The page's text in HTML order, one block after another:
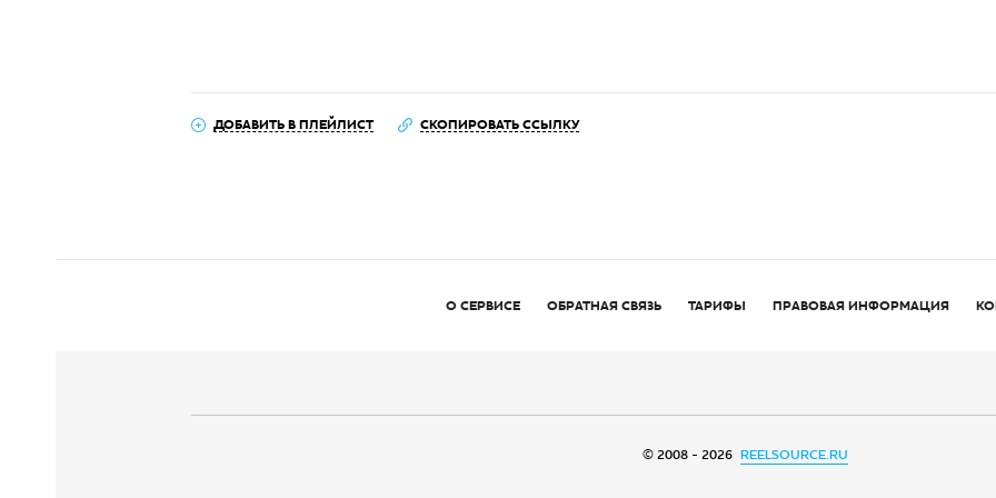
ДОБАВИТЬ В ПЛЕЙЛИСТ СКОПИРОВАТЬ ССЫЛКУ
О СЕРВИСЕ ОБРАТНАЯ СВЯЗЬ ТАРИФЫ ПРАВОВАЯ ИНФОРМАЦИЯ
© 2008 - 2026 REELSOURCE.RU